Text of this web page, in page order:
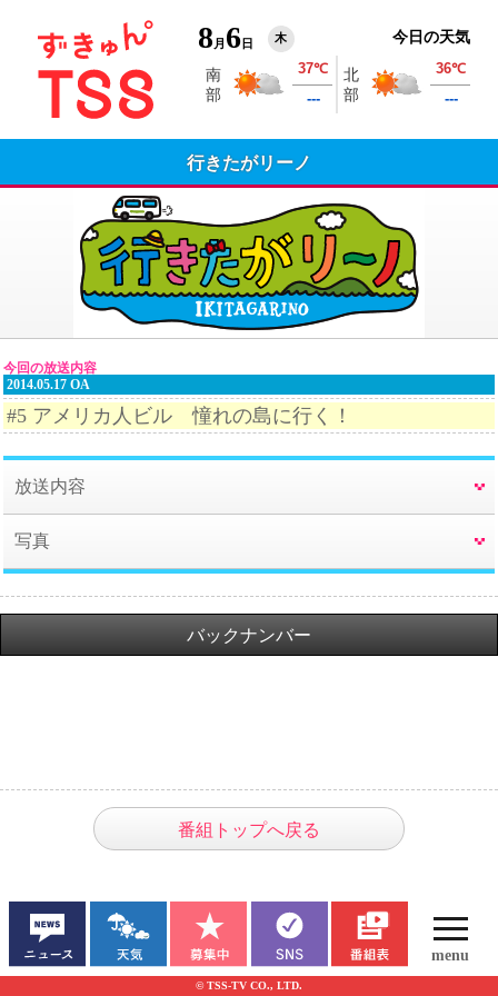
8 月 6日 木 今日の天気
行きたがリーノ
今回の放送内容
2014.05.17 OA
#5 アメリカ人ビル 憧れの島に行く！
放送内容
写真
バックナンバー
番組トップへ戻る
© TSS-TV CO., LTD.